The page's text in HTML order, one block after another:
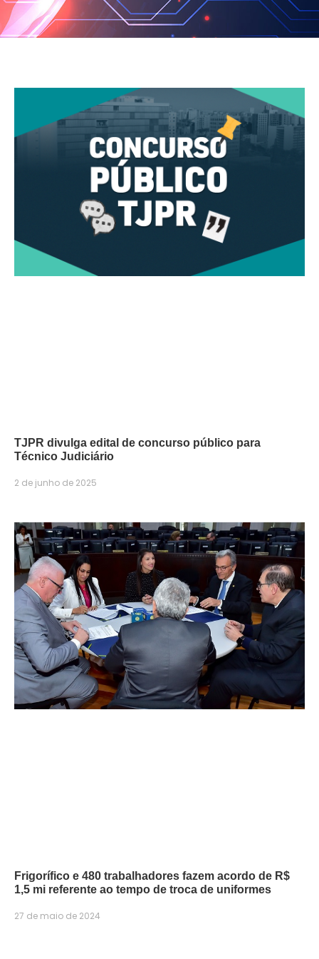
TJPR divulga edital de concurso público para
Técnico Judiciário
2 de junho de 2025
Frigorífico e 480 trabalhadores fazem acordo de R$
1,5 mi referente ao tempo de troca de uniformes
27 de maio de 2024